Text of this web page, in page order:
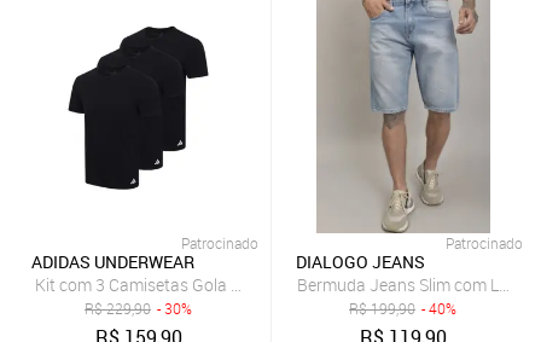
Patrocinado
ADIDAS UNDERWEAR
Kit com 3 Camisetas Gola Careca adidas Underwear Preto
R$229,90 - 30%
Patrocinado
DIALOGO JEANS
Bermuda Jeans Slim com
R$199,90 - 40%